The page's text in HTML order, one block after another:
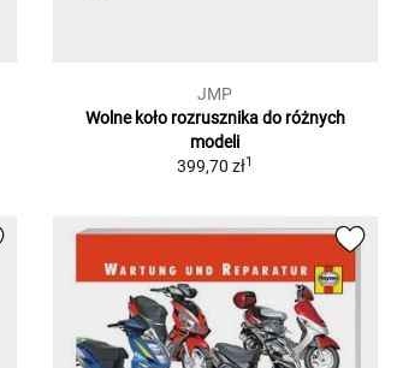
JMP
Wolne koło rozrusznika do różnych
modeli
399,70 zł1